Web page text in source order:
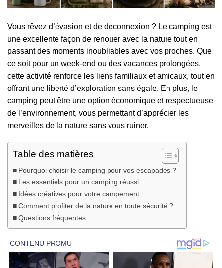
Vous rêvez d’évasion et de déconnexion ? Le camping est
une excellente façon de renouer avec la nature tout en
passant des moments inoubliables avec vos proches. Que
ce soit pour un week-end ou des vacances prolongées,
cette activité renforce les liens familiaux et amicaux, tout en
offrant une liberté d’exploration sans égale. En plus, le
camping peut être une option économique et respectueuse
de l’environnement, vous permettant d’apprécier les
merveilles de la nature sans vous ruiner.
Table des matières
Pourquoi choisir le camping pour vos escapades ?
Les essentiels pour un camping réussi
Idées créatives pour votre campement
Comment profiter de la nature en toute sécurité ?
Questions fréquentes